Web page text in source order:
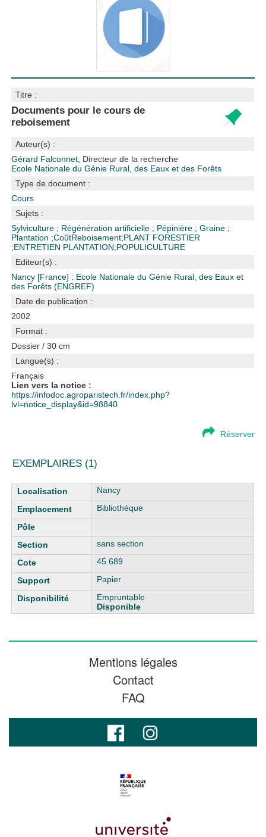
Titre :
Documents pour le cours de
reboisement
Auteur(s) :
Gérard Falconnet , Directeur de la recherche
Ecole Nationale du Génie Rural, des Eaux et des Forêts
Type de document :
Cours
Sujets :
Sylviculture ; Régénération artificielle ; Pépinière ;Graine ;
Plantation ;CoûtReboisement;PLANT FORESTIER
;ENTRETIEN PLANTATION;POPULICULTURE
Editeur(s) :
Nancy [France] : Ecole Nationale du Génie Rural, des Eaux et
des Forêts (ENGREF)
Date de publication :
2002
Format :
Dossier / 30 cm
Langue(s) :
Français
Lien vers la notice :
https://infodoc.agroparistech.fr/index.php?
lvl=notice_display&id=98840
Réserver
EXEMPLAIRES (1)
Liste des exemplaires
Nancy
Bibliothèque
sans section
45.689
Papier
Empruntable
Disponible
Mentions légales
Contact
FAQ